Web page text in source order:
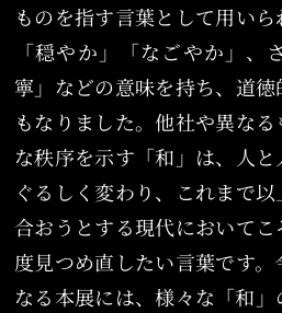
ものを指す言葉として用いら
「穏やか」「なごやか」、
寧」などの意味を持ち、道
もなりました。他社や異な
な秩序を示す「和」は、人
ぐるしく変わり、これまで
合おうとする現代において
度見つめ直したい言葉です。
なる本展には、様々な「和